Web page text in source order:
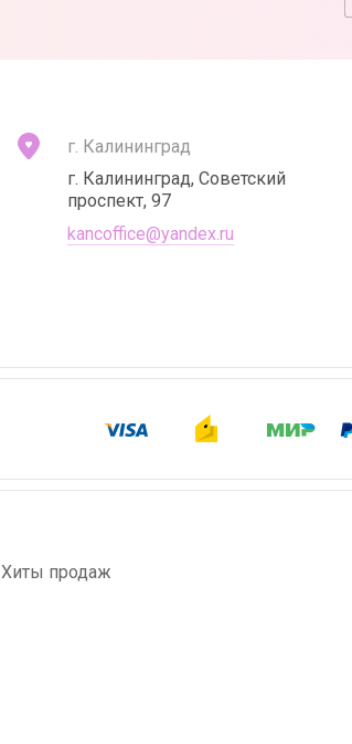
г. Калининград
г. Калининград, Советский
проспект, 97
kancoffice@yandex.ru
Хиты продаж